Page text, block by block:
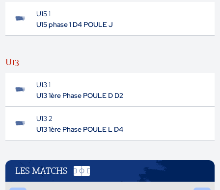
U15 1
U15 phase 1 D4 POULE J
U13
U13 1
U13 1ère Phase POULE D D2
U13 2
U13 1ère Phase POULE L D4
LES MATCHS